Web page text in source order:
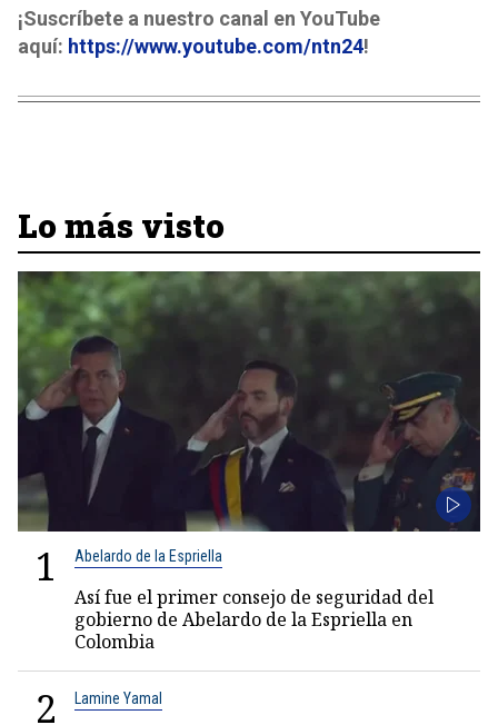
¡Suscríbete a nuestro canal en YouTube
aquí: https://www.youtube.com/ntn24!
Lo más visto
1 Abelardo de la Espriella
Así fue el primer consejo de seguridad del
gobierno de Abelardo de la Espriella en
Colombia
2 Lamine Yamal